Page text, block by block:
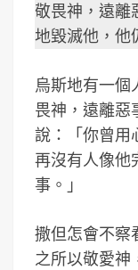
敬畏神，遠離
地毀滅他，他
烏斯地有一個
畏神，遠離惡
說：「你曾用
再沒有人像他
事。」
撒但怎會不察
之所以敬愛神